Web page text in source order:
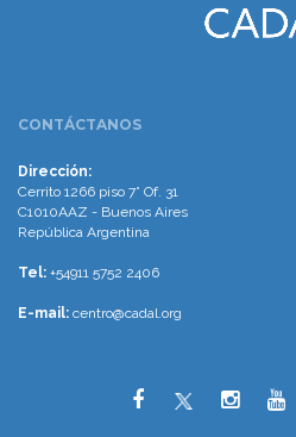
CONTÁCTANOS
Dirección:
Cerrito 1266 piso 7° Of. 31
C1010AAZ - Buenos Aires
República Argentina
Tel: +54911 5752 2406
E-mail: centro@cadal.org